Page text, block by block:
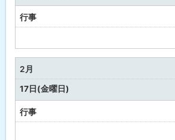
行事
定
な
し
2月
17日(金曜日)
行事